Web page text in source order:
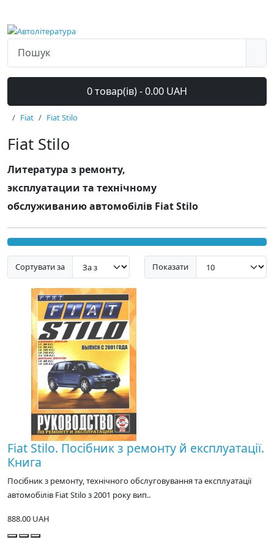
0 товар(ів) - 0.00 UAH
Fiat Fiat Stilo
Fiat Stilo
Литература з ремонту,
эксплуатации та технічному
обслуживанию автомобілів Fiat Stilo
Сортувати за Показати
Fiat Stilo. Посібник з ремонту й експлуатації.
Книга
Посібник з ремонту, технічного обслуговування та експлуатації
автомобілів Fiat Stilo з 2001 року вип..
888.00 UAH